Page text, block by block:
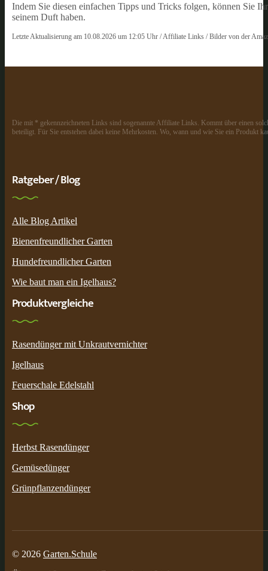
Indem Sie diesen einfachen Tipps und Tricks folgen, können Sie
seinem Duft haben.
Letzte Aktualisierung am 10.08.2026 um 12:05 Uhr / Affiliate Links / Bilder von der
Die mit * gekennzeichneten Links sind sogenannte Affiliate Links. Kommt über einen
beteiligt. Für Sie entstehen dabei keine Mehrkosten. Wo, wann und wie Sie ein Produkt
Ratgeber / Blog
Alle Blog Artikel
Bienenfreundlicher Garten
Hundefreundlicher Garten
Wie baut man ein Igelhaus?
Produktvergleiche
Rasendünger mit Unkrautvernichter
Igelhaus
Feuerschale Edelstahl
Shop
Herbst Rasendünger
Gemüsedünger
Grünpflanzendünger
© 2026 Garten.Schule